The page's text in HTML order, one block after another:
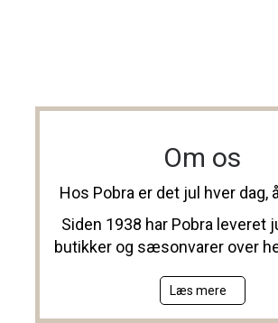
Om os
Hos Pobra er det jul hver dag,
Siden 1938 har Pobra leveret
butikker og sæsonvarer over
Læs mere